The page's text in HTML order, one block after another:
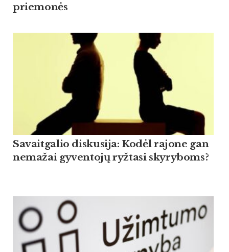
priemonės
Savaitgalio diskusija: Kodėl rajone gan
nemažai gyventojų ryžtasi skyryboms?